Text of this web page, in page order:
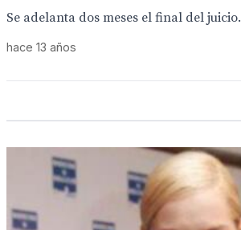
Se adelanta dos meses el final del juicio.
hace 13 años